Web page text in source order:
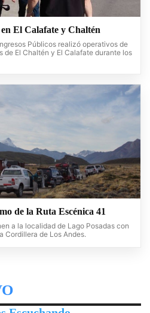
El Calafate y Chaltén
Públicos realizó operativos de
El Chaltén y El Calafate durante los
de la Ruta Escénica 41
a la localidad de Lago Posadas con
Cordillera de Los Andes.